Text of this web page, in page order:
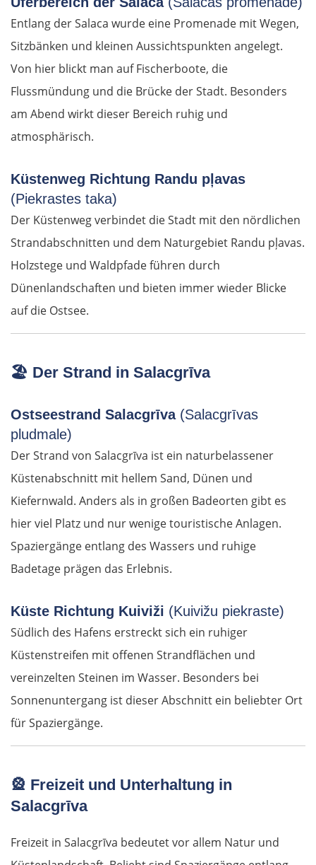
Entlang der Salaca wurde eine Promenade mit Wegen,
Sitzbänken und kleinen Aussichtspunkten angelegt.
Von hier blickt man auf Fischerboote, die
Flussmündung und die Brücke der Stadt. Besonders
am Abend wirkt dieser Bereich ruhig und
atmosphärisch.
Küstenweg Richtung Randu pļavas
(Piekrastes taka)
Der Küstenweg verbindet die Stadt mit den nördlichen
Strandabschnitten und dem Naturgebiet Randu pļavas.
Holzstege und Waldpfade führen durch
Dünenlandschaften und bieten immer wieder Blicke
auf die Ostsee.
🏖️ Der Strand in Salacgrīva
Ostseestrand Salacgrīva (Salacgrīvas
pludmale)
Der Strand von Salacgrīva ist ein naturbelassener
Küstenabschnitt mit hellem Sand, Dünen und
Kiefernwald. Anders als in großen Badeorten gibt es
hier viel Platz und nur wenige touristische Anlagen.
Spaziergänge entlang des Wassers und ruhige
Badetage prägen das Erlebnis.
Küste Richtung Kuiviži (Kuivižu piekraste)
Südlich des Hafens erstreckt sich ein ruhiger
Küstenstreifen mit offenen Strandflächen und
vereinzelten Steinen im Wasser. Besonders bei
Sonnenuntergang ist dieser Abschnitt ein beliebter Ort
für Spaziergänge.
🎡 Freizeit und Unterhaltung in
Salacgrīva
Freizeit in Salacgrīva bedeutet vor allem Natur und